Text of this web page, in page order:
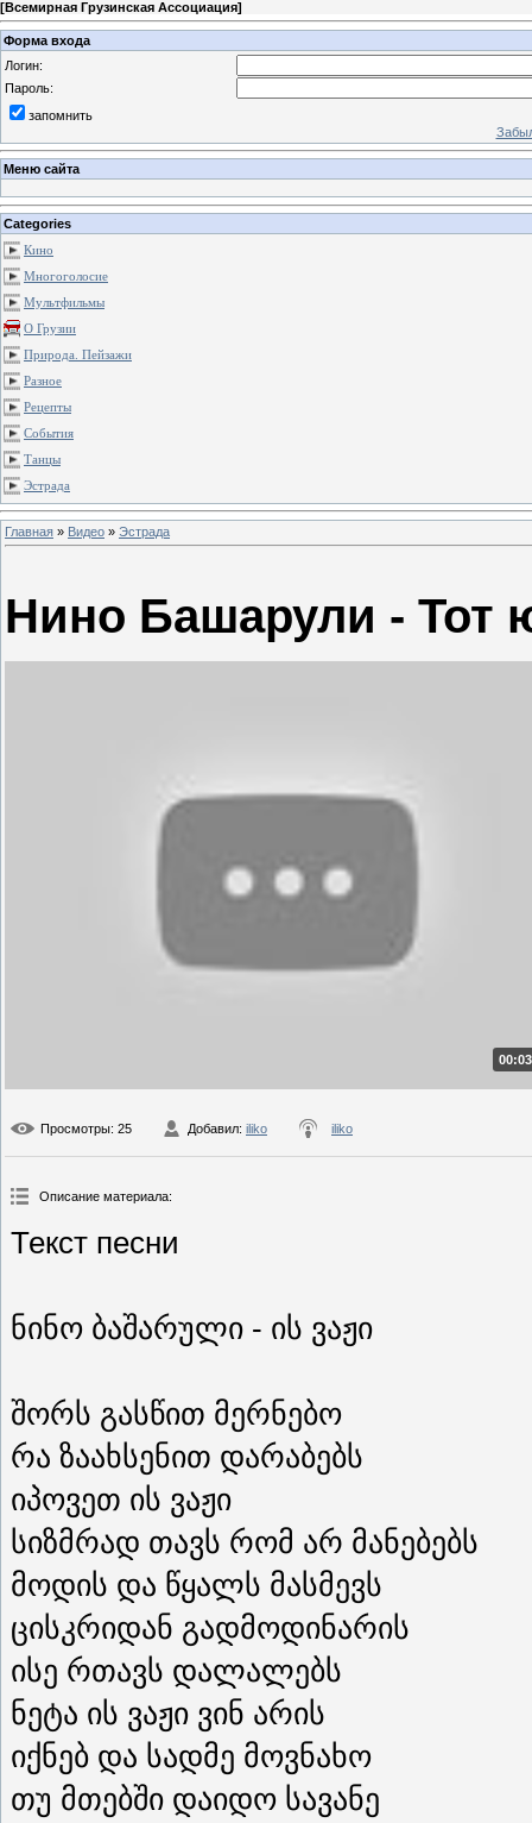
[Всемирная Грузинская Ассоциация]
Форма входа
Логин:
Пароль:
запомнить
Меню сайта
Categories
Кино
Многоголосие
Мультфильмы
О Грузии
Природа. Пейзажи
Разное
Рецепты
События
Танцы
Эстрада
Главная » Видео » Эстрада
Нино Башарули - Тот
Просмотры: 25 Добавил: iliko iliko
Описание материала:
Текст песни
ნინო ბაშარული - ის ვაჟი
შორს გასწით მერნებო
რა ზაახსენით დარაბებს
იპოვეთ ის ვაჟი
სიზმრად თავს რომ არ მანებებს
მოდის და წყალს მასმევს
ცისკრიდან გადმოდინარის
ისე რთავს დალალებს
ნეტა ის ვაჟი ვინ არის
იქნებ და სადმე მოვნახო
თუ მთებში დაიდო სავანე